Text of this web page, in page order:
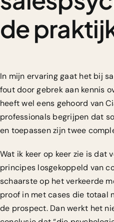
de
In mijn ervaring gaat het bij
fout door gebrek aan kennis
heeft wel eens gehoord van
professionals begrijpen dat
en toepassen zijn twee
Wat ik keer op keer zie is dat
principes losgekoppeld van
schaarste op het verkeerde
proof in met cases die totaal
de prospect. Dan werkt het